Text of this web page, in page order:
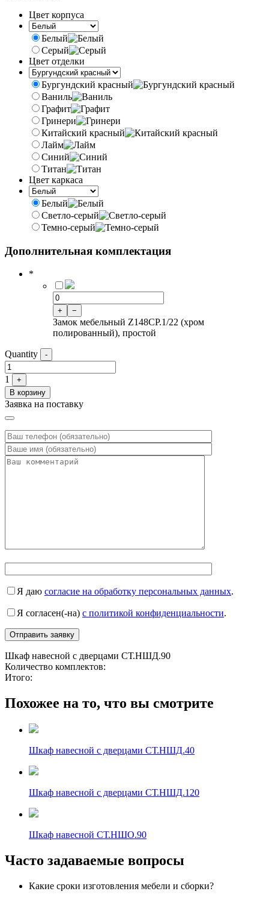
Цвет корпуса
Белый
Серый
Цвет отделки
Бургундский красный
Ваниль
Графит
Гринери
Китайский красный
Лайм
Синий
Титан
Цвет каркаса
Белый
Светло-серый
Темно-серый
Дополнительная комплектация
*
+ −
Замок мебельный Z148CP.1/22 (хром
полированный), простой
Quantity -
1
+
В корзину
Заявка на поставку
Я даю согласие на обработку персональных данных.
Я согласен(-на) с политикой конфиденциальности.
Шкаф навесной с дверцами СТ.НШД.90
Количество комплектов:
Итого:
Похожее на то, что вы смотрите
Шкаф навесной с дверцами СТ.НШД.40
Шкаф навесной с дверцами СТ.НШД.120
Шкаф навесной СТ.НШО.90
Часто задаваемые вопросы
Какие сроки изготовления мебели и сборки?